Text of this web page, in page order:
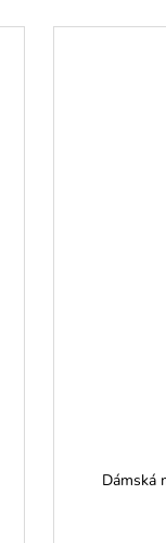
Dámská